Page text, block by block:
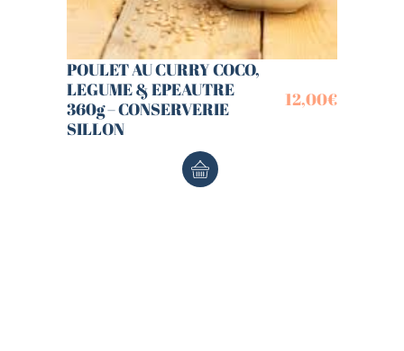
POULET AU CURRY COCO,
LEGUME & EPEAUTRE
360g – CONSERVERIE
SILLON
12,00€